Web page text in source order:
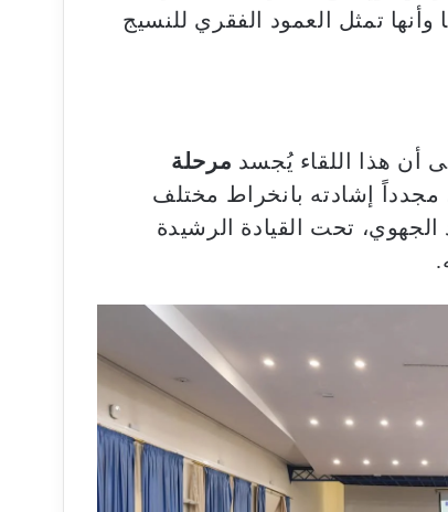
وأنها تمثل العمود الفقري للنسيج
أن هذا اللقاء يُجسد مرحلة
مجدداً إشادته بانخراط مختلف
تحت القيادة الرشيدة